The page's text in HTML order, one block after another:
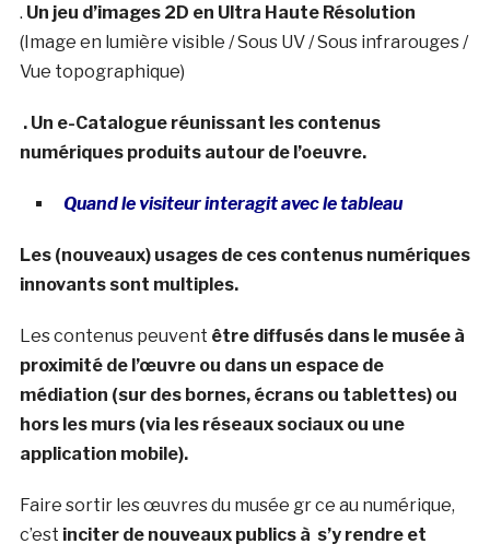
. Un jeu d’images 2D en Ultra Haute Résolution
(Image en lumière visible / Sous UV / Sous infrarouges /
Vue topographique)
. Un e-Catalogue réunissant les contenus
numériques produits autour de l’oeuvre.
Quand le visiteur interagit avec le tableau
Les (nouveaux) usages de ces contenus numériques
innovants sont multiples.
Les contenus peuvent être diffusés dans le musée à
proximité de l’œuvre ou dans un espace de
médiation (sur des bornes, écrans ou tablettes) ou
hors les murs (via les réseaux sociaux ou une
application mobile).
Faire sortir les œuvres du musée gr ce au numérique,
c’est inciter de nouveaux publics à s’y rendre et